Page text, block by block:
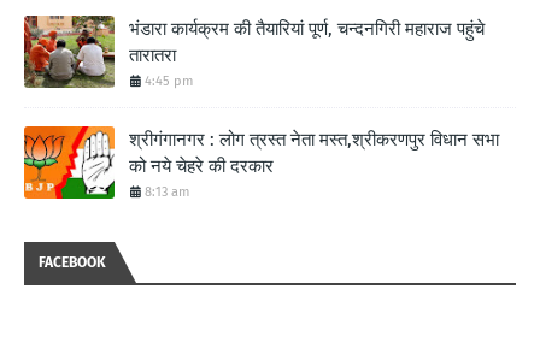
भंडारा कार्यक्रम की तैयारियां पूर्ण, चन्दनगिरी महाराज पहुंचे
तारातरा
4:45 pm
श्रीगंगानगर : लोग त्रस्त नेता मस्त,श्रीकरणपुर विधान सभा
को नये चेहरे की दरकार
8:13 am
FACEBOOK